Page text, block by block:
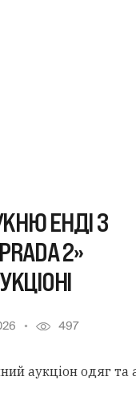
ЕНДІ З
2»
497
аукціон одяг